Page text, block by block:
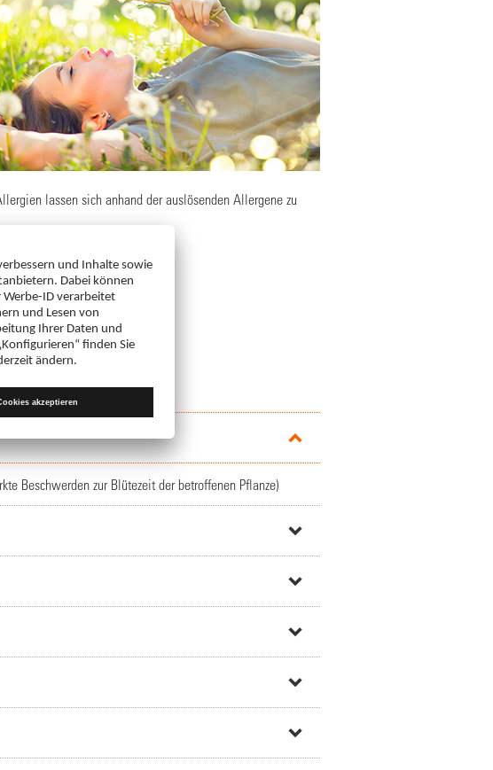
lassen sich anhand der auslösenden Allergene zu
Beschwerden zur Blütezeit der betroffenen Pflanze)